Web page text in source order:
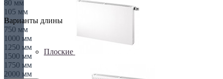
Плоские
80 мм
105 мм
Варианты длины
750 мм
1000 мм
1250 мм
1500 мм
1750 мм
2000 мм